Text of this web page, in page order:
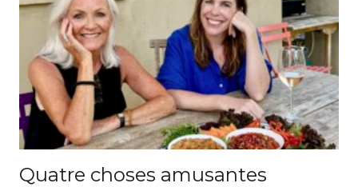
Quatre choses amusantes